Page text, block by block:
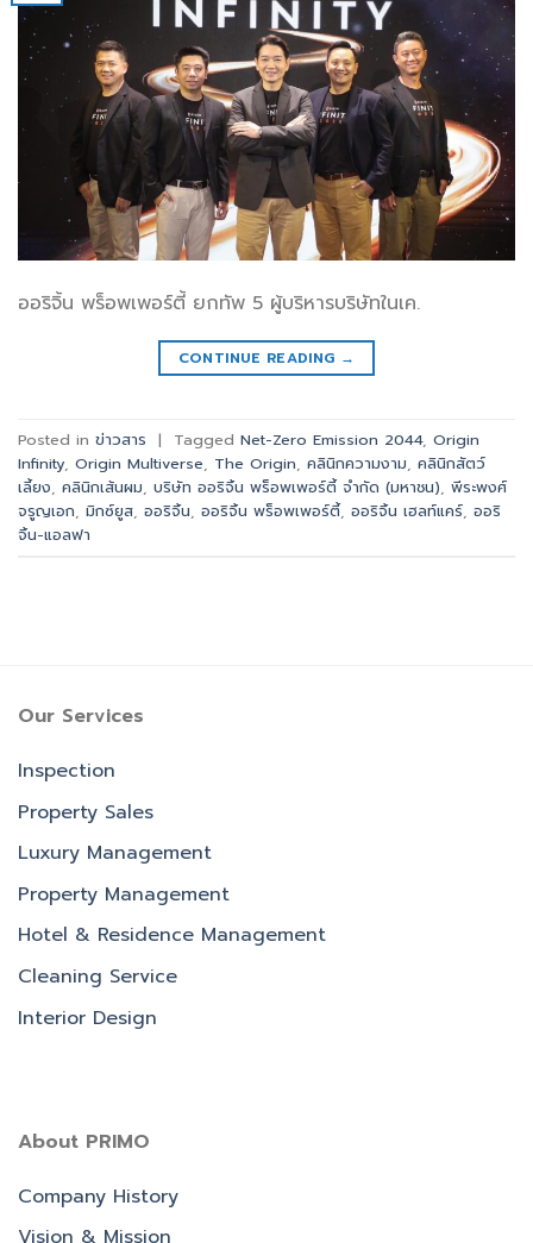
ออริจิ้น พร็อพเพอร์ตี้ ยกทัพ 5 ผู้บริหารบริษัทในเค.
CONTINUE READING →
Posted in ข่าวสาร | Tagged Net-Zero Emission 2044, Origin
Infinity Origin Multiverse The Origin คลินิกความงาม คลินิกสัตว์
เลี้ยง คลินิกเส้นผม บริษัท ออริจิ้น พร็อพเพอร์ตี้ จำกัด (มหาชน) พีระพงศ์
จรูญเอก มิกซ์ยูส ออริจิ้น ออริจิ้น พร็อพเพอร์ตี้, ออริจิ้น เฮลท์แคร์ ออริ
จิ้น-แอลฟา
Our Services
Inspection
Property Sales
Luxury Management
Property Management
Hotel & Residence Management
Cleaning Service
Interior Design
About PRIMO
Company History